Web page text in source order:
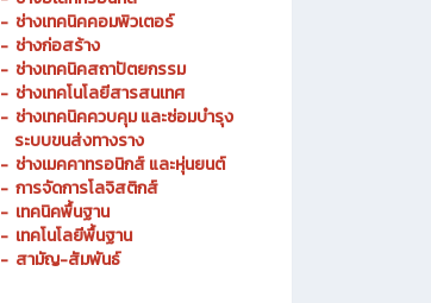
- ช่างกลโรงงาน และเทคนิคการผลิต
- ช่างเชื่อมโลหะ และตรวจสอบทดสอบงานเชื่อม
- ช่างไฟฟ้ากำลัง
- ช่างอิเล็กทรอนิกส์
- ช่างเทคนิคคอมพิวเตอร์
ช่างก่อสร้าง
- ช่างเทคนิคสถาปัตยกรรม
- ช่างเทคโนโลยีสารสนเทศ
- ช่างเทคนิคควบคุม และซ่อมบำรุง
ระบบขนส่งทางราง
- ช่างเมคคาทรอนิกส์ และหุ่นยนต์